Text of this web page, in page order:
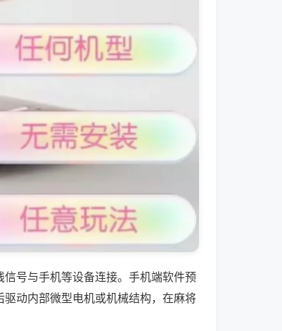
号与手机等设备连接。手机端软件预
动内部微型电机或机械结构，在麻将